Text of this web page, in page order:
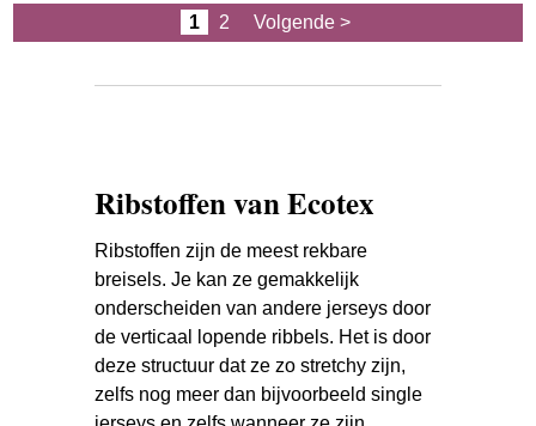
1 2 Volgende >
Ribstoffenvan Ecotex
Ribstoffen zijn de meest rekbare
breisels. Je kan ze gemakkelijk
onderscheiden van andere jerseys door
de verticaal lopende ribbels. Het is door
deze structuur dat ze zo stretchy zijn,
zelfs nog meer dan bijvoorbeeld single